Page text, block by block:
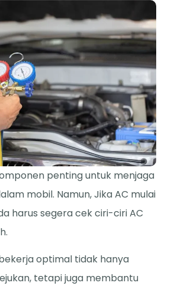
penting untuk menjaga
mobil. Namun, Jika AC mulai
harus segera cek ciri-ciri AC
optimal tidak hanya
tetapi juga membantu